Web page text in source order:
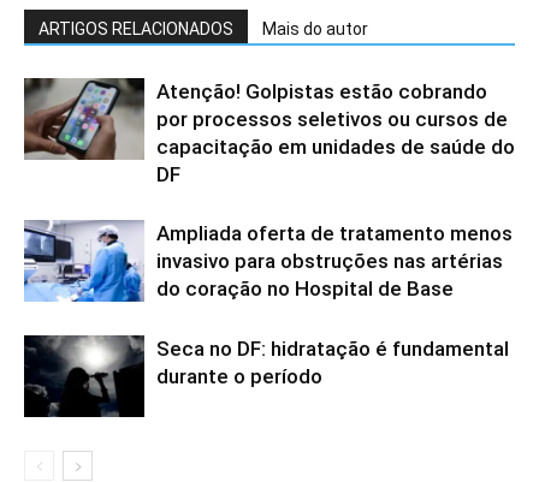
ARTIGOS RELACIONADOS Mais do autor
Atenção! Golpistas estão cobrando
por processos seletivos ou cursos de
capacitação em unidades de saúde do
DF
Ampliada oferta de tratamento menos
invasivo para obstruções nas artérias
do coração no Hospital de Base
Seca no DF: hidratação é fundamental
durante o período